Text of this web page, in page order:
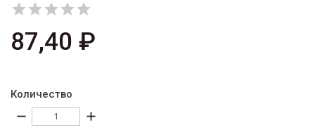

87,40 ₽
Количество
remove add